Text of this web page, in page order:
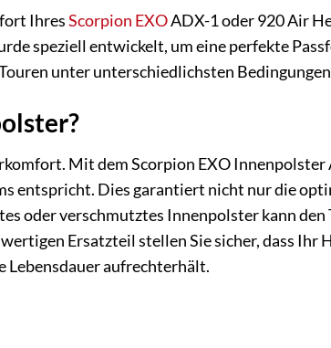
IhresScorpion EXOADX-1 oder 920 Air
speziell entwickelt, um eine perfekte
unter unterschiedlichsten
Mit dem Scorpion EXO
entspricht. Dies garantiert nicht nur die
oder verschmutztes Innenpolster kann
Ersatzteil stellen Sie sicher, dass Ihr
Lebensdauer aufrechterhält.